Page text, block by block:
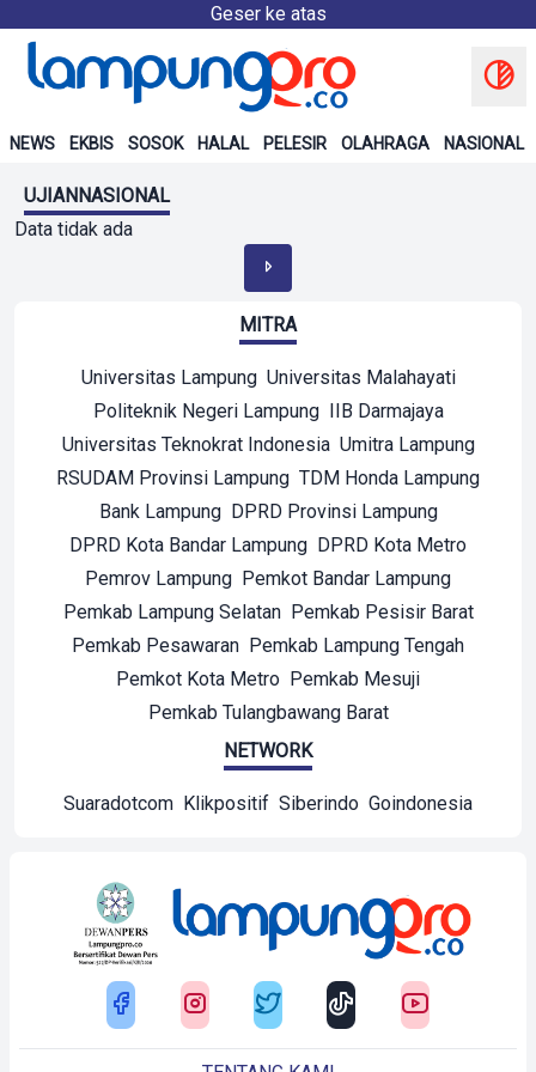
Geser ke atas
NEWS EKBIS SOSOK HALAL PELESIR OLAHRAGA NASIONAL
UJIANNASIONAL
Data tidak ada
MITRA
Universitas Lampung Universitas Malahayati
Politeknik Negeri Lampung IIB Darmajaya
Universitas Teknokrat Indonesia Umitra Lampung
RSUDAM Provinsi Lampung TDM Honda Lampung
Bank Lampung DPRD Provinsi Lampung
DPRD Kota Bandar Lampung DPRD Kota Metro
Pemrov Lampung Pemkot Bandar Lampung
Pemkab Lampung Selatan Pemkab Pesisir Barat
Pemkab Pesawaran Pemkab Lampung Tengah
Pemkot Kota Metro Pemkab Mesuji
Pemkab Tulangbawang Barat
NETWORK
Suaradotcom Klikpositif Siberindo Goindonesia